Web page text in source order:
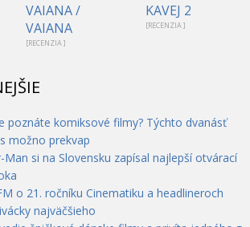
VAIANA /
VAIANA
[RECENZIA ]
KAVEJ 2
[RECENZIA ]
poznáte komiksové filmy? Týchto dvanásť
možno prekvap
Man si na Slovensku zapísal najlepší otvárací
o 21. ročníku Cinematiku a headlineroch
najväčšieho